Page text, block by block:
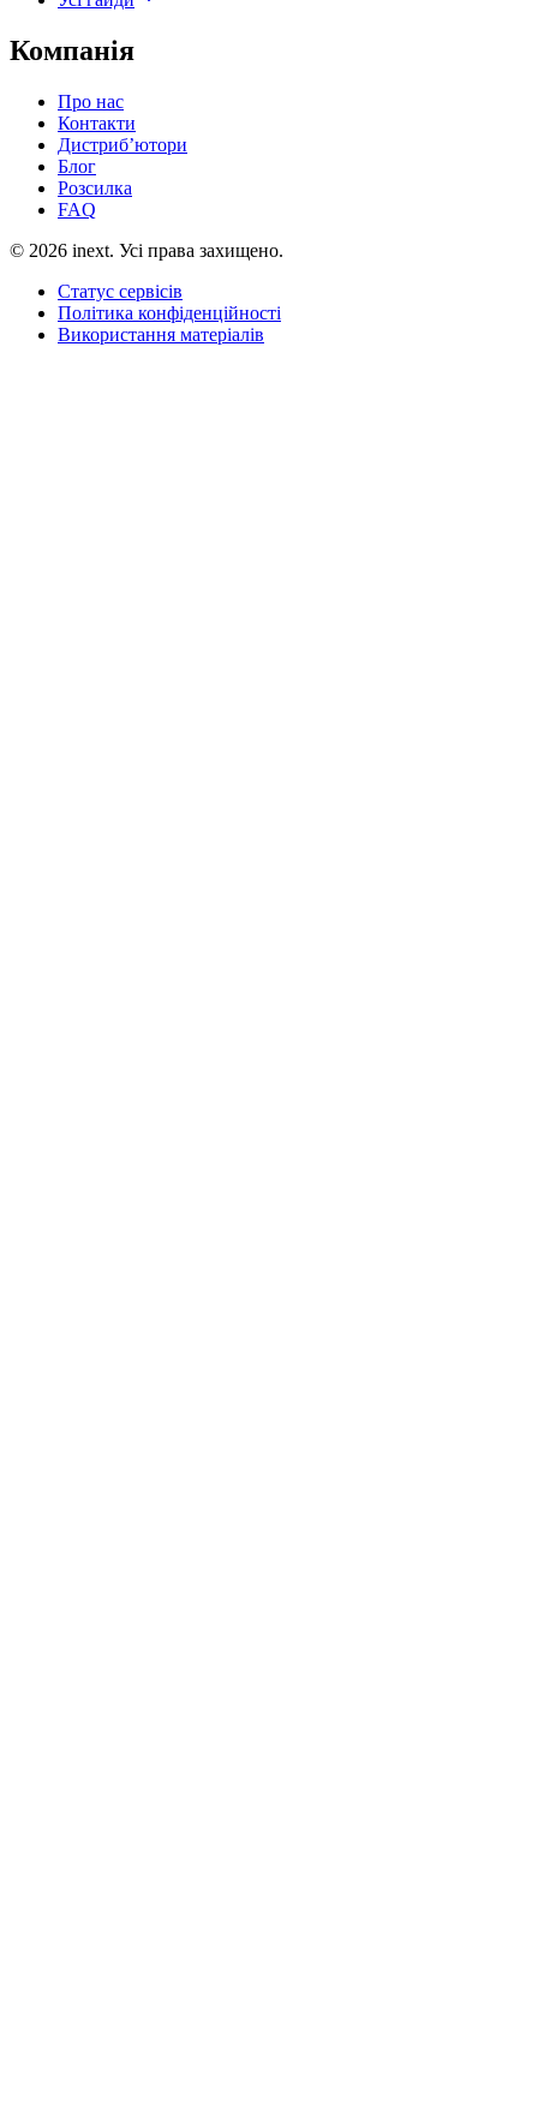
Компанія
Про нас
Контакти
Дистриб’ютори
Блог
Розсилка
FAQ
© 2026 inext. Усі права захищено.
Статус сервісів
Політика конфіденційності
Використання матеріалів